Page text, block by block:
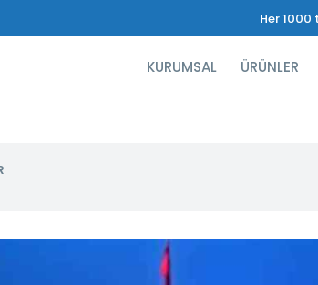
Her 1000
KURUMSAL ÜRÜNLER